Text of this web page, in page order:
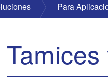
Para